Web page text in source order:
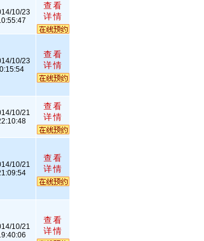
10/23
查看
详情
10/23
0:15:54
查看
详情
10/21
查看
详情
10/21
查看
详情
10/21
查看
详情